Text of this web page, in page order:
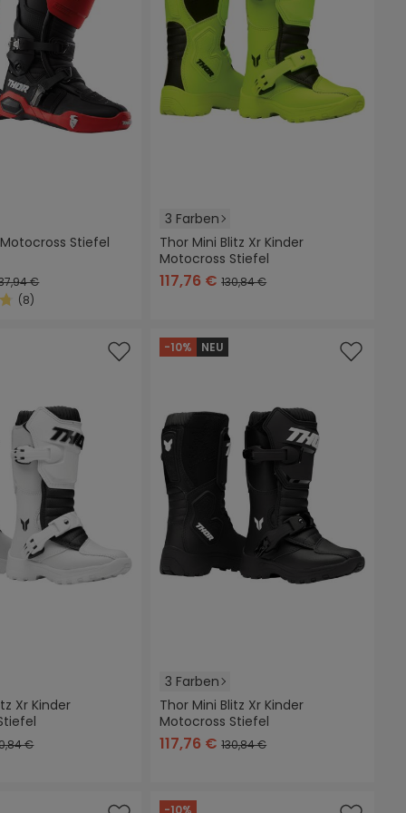
Stiefel
€
(8)
3 Farben
schwarz
Thor Mini Blitz Xr Kinder
Motocross Stiefel
117,76 €130,84 €
Xr Kinder
€
-10% NEU
3 Farben
schwarz
Thor Mini Blitz Xr Kinder
Motocross Stiefel
117,76 €130,84 €
-10%